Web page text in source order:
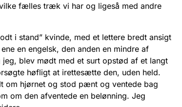
fælles træk vi har og ligeså med andre
i stand” kvinde, med et lettere bredt ansigt
en engelsk, den anden en mindre af
jeg, blev mødt med et surt opstød af et langt
høfligt at irettesætte den, uden held.
om hjørnet og stod pænt og ventede bag
om den afventede en belønning. Jeg